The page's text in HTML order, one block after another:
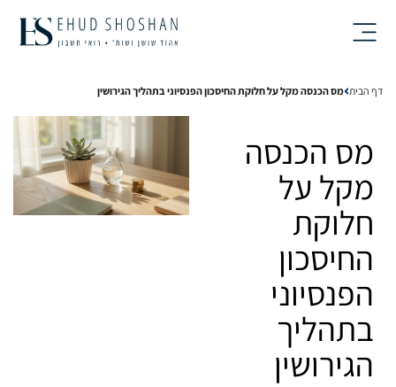
דף הבית מס הכנסה מקל על חלוקת החיסכון הפנסיוני בתהליך הגירושין
מס הכנסה
מקל על
חלוקת
החיסכון
הפנסיוני
בתהליך
הגירושין